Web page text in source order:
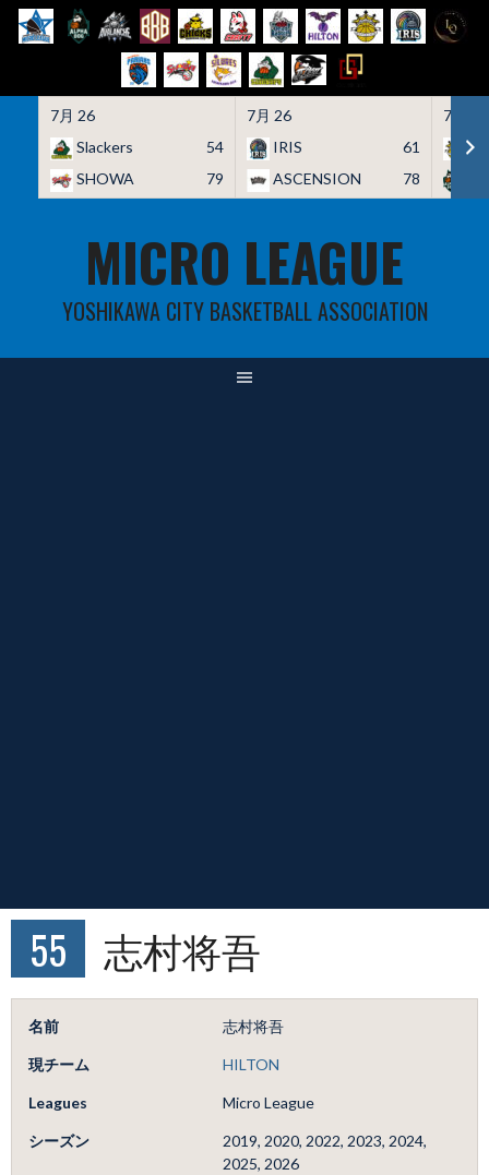
7月 26
Slackers
54
SHOWA
79
7月 26
IRIS
61
ASCENSION
78
7月 26
MICRO LEAGUE
YOSHIKAWA CITY BASKETBALL ASSOCIATION
55 志村将吾
名前 志村将吾
現チーム HILTON
Leagues Micro League
シーズン
2019, 2020, 2022, 2023, 2024,
2025, 2026